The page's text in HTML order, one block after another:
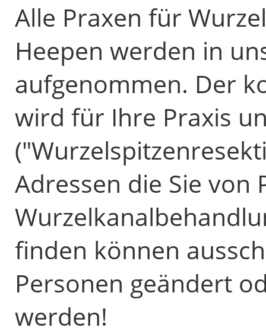
Alle Praxen für
Heepen werden in
aufgenommen. Der
wird für Ihre Praxis
Adressen die Sie von
finden können
Personen geändert
werden!